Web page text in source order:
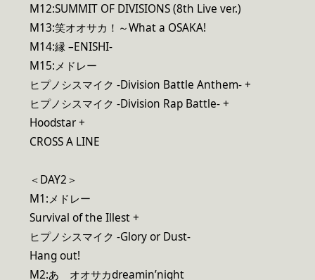
M12:SUMMIT OF DIVISIONS (8th Live ver.)
M13:笑オオサカ！～What a OSAKA!
M14:縁 –ENISHI-
M15:メドレー
ヒプノシスマイク -Division Battle Anthem- +
ヒプノシスマイク -Division Rap Battle- +
Hoodstar +
CROSS A LINE
＜DAY2＞
M1:メドレー
Survival of the Illest +
ヒプノシスマイク -Glory or Dust-
Hang out!
M2:あゝオオサカdreamin’night